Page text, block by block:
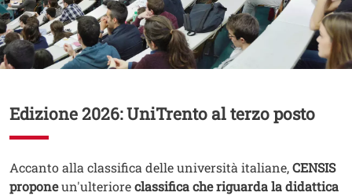
Edizione 2026: UniTrento al terzo posto
Testo
Accanto alla classifica delle università italiane,CENSIS
proponeun'ulterioreclassifica che riguarda la didattica